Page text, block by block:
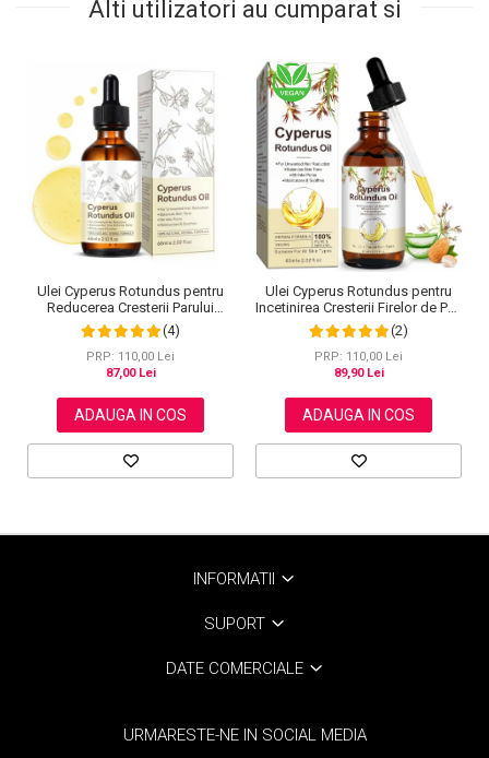
Alti utilizatori au cumparat si
Ulei Cyperus Rotundus pentru
Reducerea Cresterii Parului
Nedorit, 100% Formula Naturala,
NOVA KISS®, 60 ml
(4)
PRP: 110,00 Lei
87,00 Lei
ADAUGA IN COS
Ulei Cyperus Rotundus pentru
Incetinirea Cresterii Firelor de Par,
Formula 100% Naturala, NOVA
KISS®, 60 ml
(2)
PRP: 110,00 Lei
89,90 Lei
ADAUGA IN COS
INFORMATII
SUPORT
DATE COMERCIALE
URMARESTE-NE IN SOCIAL MEDIA